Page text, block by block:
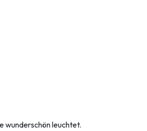
wunderschön leuchtet.